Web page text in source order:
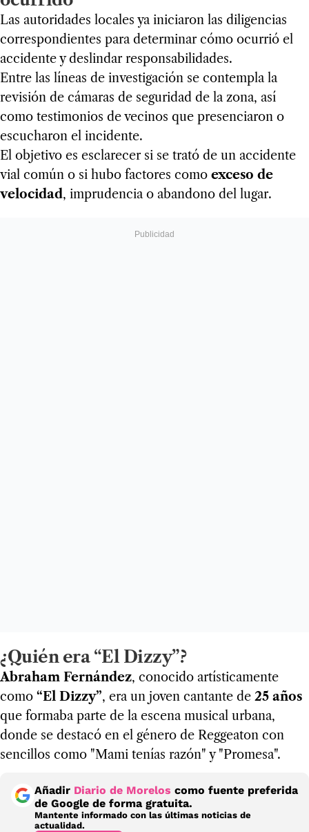
Las autoridades locales ya iniciaron las diligencias
correspondientes para determinar cómo ocurrió el
accidente y deslindar responsabilidades.
Entre las líneas de investigación se contempla la
revisión de cámaras de seguridad de la zona, así
como testimonios de vecinos que presenciaron o
escucharon el incidente.
El objetivo es esclarecer si se trató de un accidente
vial común o si hubo factores como exceso de
velocidad, imprudencia o abandono del lugar.
¿Quién era “El Dizzy”?
Abraham Fernández, conocido artísticamente
como “El Dizzy”, era un joven cantante de 25 años
que formaba parte de la escena musical urbana,
donde se destacó en el género de Reggeaton con
sencillos como "Mami tenías razón" y "Promesa".
Añadir Diario de Morelos como fuente preferida
de Google de forma gratuita.
Mantente informado con las últimas noticias de
actualidad.